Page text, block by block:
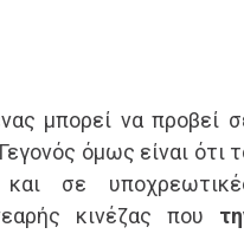
μπορεί να προβεί
όμως είναι ότι
σε
κινέζας που